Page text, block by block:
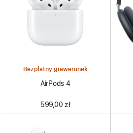
Bezpłatny grawerunek
AirPods 4
599,00 zł